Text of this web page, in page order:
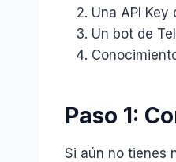
Una API
Un bot de
Paso 1:
Si aún no tienes